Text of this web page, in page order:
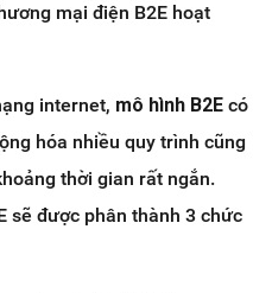
mại điện B2E hoạt
internet, mô hình B2E có
hóa nhiều quy trình cũng
thời gian rất ngắn.
sẽ được phân thành 3 chức